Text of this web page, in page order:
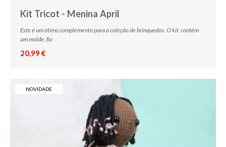
Kit Tricot - Menina April
Este é um ótimo complemento para a coleção de brinquedos. O kit contém
um molde, fio
20,99 €
NOVIDADE